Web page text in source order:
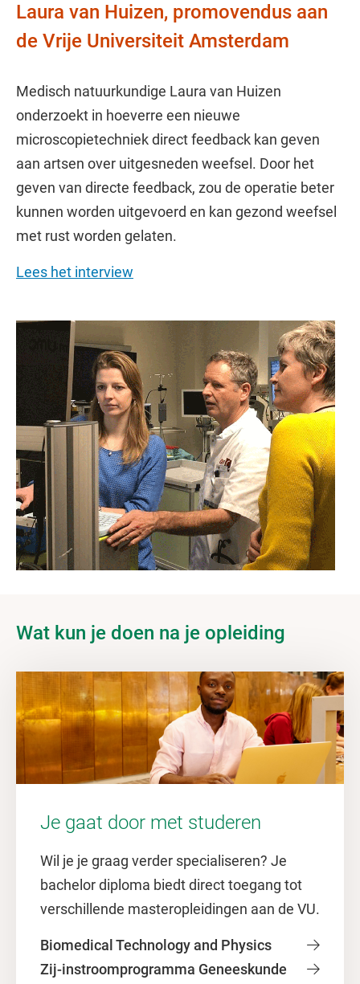
Laura van Huizen, promovendus aan
de Vrije Universiteit Amsterdam
Medisch natuurkundige Laura van Huizen
onderzoekt in hoeverre een nieuwe
microscopietechniek direct feedback kan geven
aan artsen over uitgesneden weefsel. Door het
geven van directe feedback, zou de operatie beter
kunnen worden uitgevoerd en kan gezond weefsel
met rust worden gelaten.
Lees het interview
Wat kun je doen na je opleiding
Je gaat door met studeren
Wil je je graag verder specialiseren? Je
bachelor diploma biedt direct toegang tot
verschillende masteropleidingen aan de VU.
Biomedical Technology and Physics
Zij-instroomprogramma Geneeskunde